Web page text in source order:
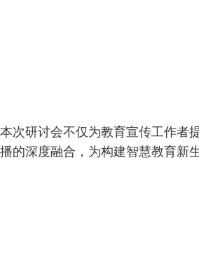
本次研讨会不仅为教育宣传工作者
播的深度融合，为构建智慧教育新